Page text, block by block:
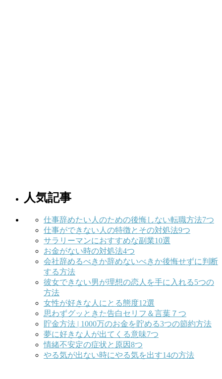
人気記事
仕事辞めたい人のための後悔しない転職方法7つ
仕事ができない人の特徴とその対処法9つ
サラリーマンにおすすめな副業10選
お金がない時の対処法4つ
会社辞めるべきか辞めないべきか後悔せずに判断
する方法
彼女できない男が理想の恋人を手に入れる5つの
方法
女性が好きな人にとる態度12選
思わずグッときた告白セリフ＆言葉７つ
貯金方法 | 1000万のお金を貯める3つの節約方法
夢に好きな人が出てくる意味7つ
情緒不安定の症状と原因8つ
やる気が出ない時にやる気を出す14の方法